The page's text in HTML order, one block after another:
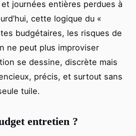
journées entières perdues à
cette logique du «
budgétaires, les risques de
ne peut plus improviser
se dessine, discrète mais
précis, et surtout sans
tuile.
entretien ?